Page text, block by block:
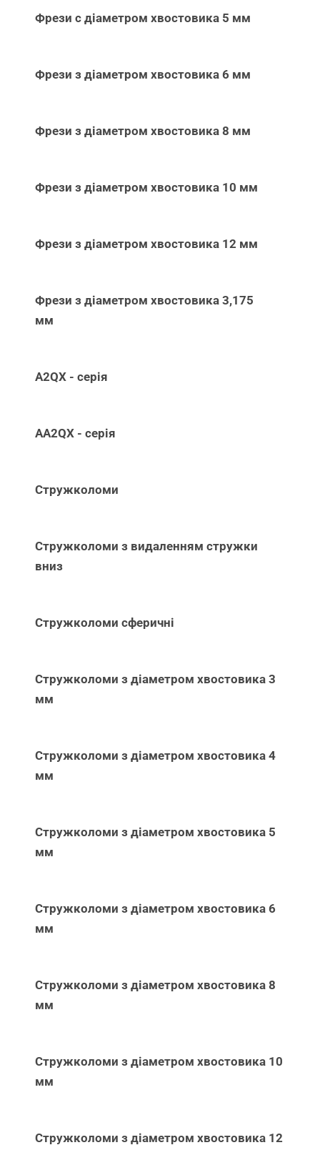
Фрези с діаметром хвостовика 5 мм
Фрези з діаметром хвостовика 6 мм
Фрези з діаметром хвостовика 8 мм
Фрези з діаметром хвостовика 10 мм
Фрези з діаметром хвостовика 12 мм
Фрези з діаметром хвостовика 3,175
мм
A2QX - серія
AA2QX - серія
Стружколоми
Стружколоми з видаленням стружки
вниз
Стружколоми сферичні
Стружколоми з діаметром хвостовика 3
мм
Стружколоми з діаметром хвостовика 4
мм
Стружколоми з діаметром хвостовика 5
мм
Стружколоми з діаметром хвостовика 6
мм
Стружколоми з діаметром хвостовика 8
мм
Стружколоми з діаметром хвостовика 10
мм
Стружколоми з діаметром хвостовика 12